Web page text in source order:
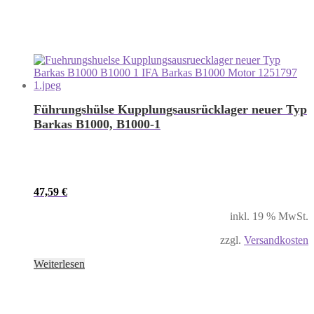
Führungshülse Kupplungsausrücklager neuer Typ
Barkas B1000, B1000-1
47,59 €
inkl. 19 % MwSt.
zzgl. Versandkosten
Weiterlesen